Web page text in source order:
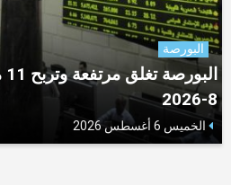
البورصة
8-2026
الخميس 6 أغسطس 2026